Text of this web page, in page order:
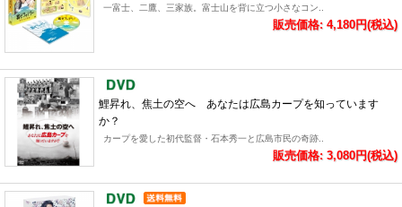
一富士、二鷹、三家族。富士山を背に立つ小さなコン..
販売価格: 4,180円(税込)
鯉昇れ、焦土の空へ あなたは広島カープを知っています
か？
カープを愛した初代監督・石本秀一と広島市民の奇跡..
販売価格: 3,080円(税込)